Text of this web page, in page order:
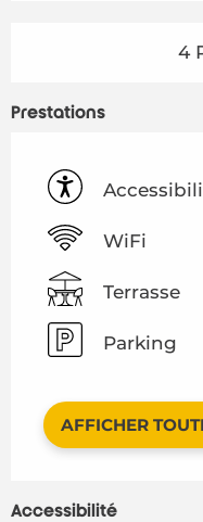
4
Prestations
WiFi
Terrasse
Parking
AFFICHER
Accessibilité